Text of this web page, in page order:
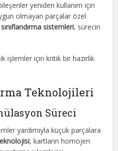
yeniden kullanım için
olmayan parçalar özel
sistemleri, sürecin
işlemler için kritik bir hazırlık
Teknolojileri
Süreci
yardımıyla küçük parçalara
, kartların homojen